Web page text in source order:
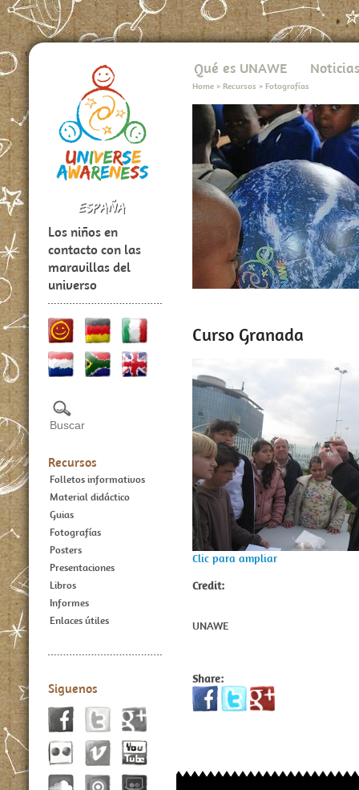
Los niños en
contacto con las
maravillas del
universo
Recursos
Folletos informativos
Material didáctico
Guias
Fotografías
Posters
Presentaciones
Libros
Informes
Enlaces útiles
Siguenos
Qué es UNAWE Noticias
Home > Recursos > Fotografías
Curso Granada
Clic para ampliar
Credit:
UNAWE
Share: